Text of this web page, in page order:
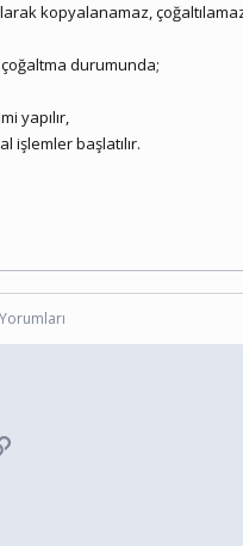
kopyalanamaz,
çoğaltma durumunda;
yapılır,
işlemler başlatılır.
Link